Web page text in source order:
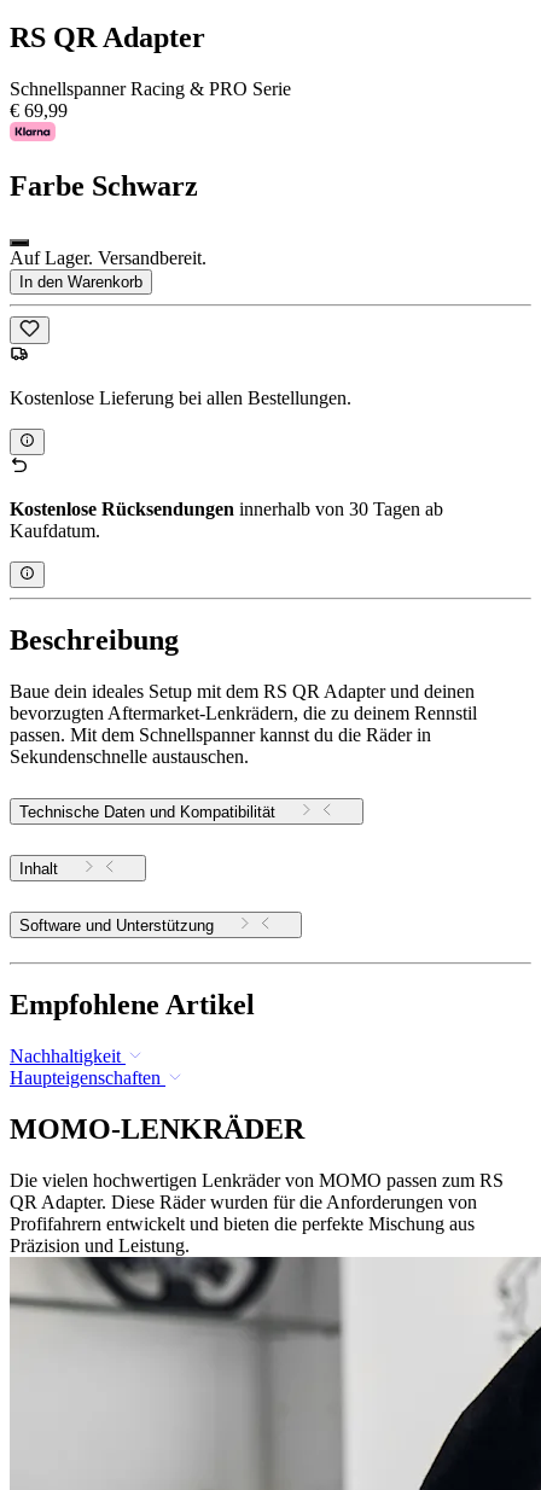
RS QR Adapter
Schnellspanner Racing & PRO Serie
€ 69,99
Farbe Schwarz
Auf Lager. Versandbereit.
In den Warenkorb
Kostenlose Lieferung bei allen Bestellungen.
Kostenlose Rücksendungen innerhalb von 30 Tagen ab
Kaufdatum.
Beschreibung
Baue dein ideales Setup mit dem RS QR Adapter und deinen
bevorzugten Aftermarket-Lenkrädern, die zu deinem Rennstil
passen. Mit dem Schnellspanner kannst du die Räder in
Sekundenschnelle austauschen.
Technische Daten und Kompatibilität
Inhalt
Software und Unterstützung
Empfohlene Artikel
Nachhaltigkeit
Haupteigenschaften
MOMO-LENKRÄDER
Die vielen hochwertigen Lenkräder von MOMO passen zum RS
QR Adapter. Diese Räder wurden für die Anforderungen von
Profifahrern entwickelt und bieten die perfekte Mischung aus
Präzision und Leistung.